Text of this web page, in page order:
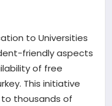
to Universities
friendly aspects
of free
This initiative
thousands of